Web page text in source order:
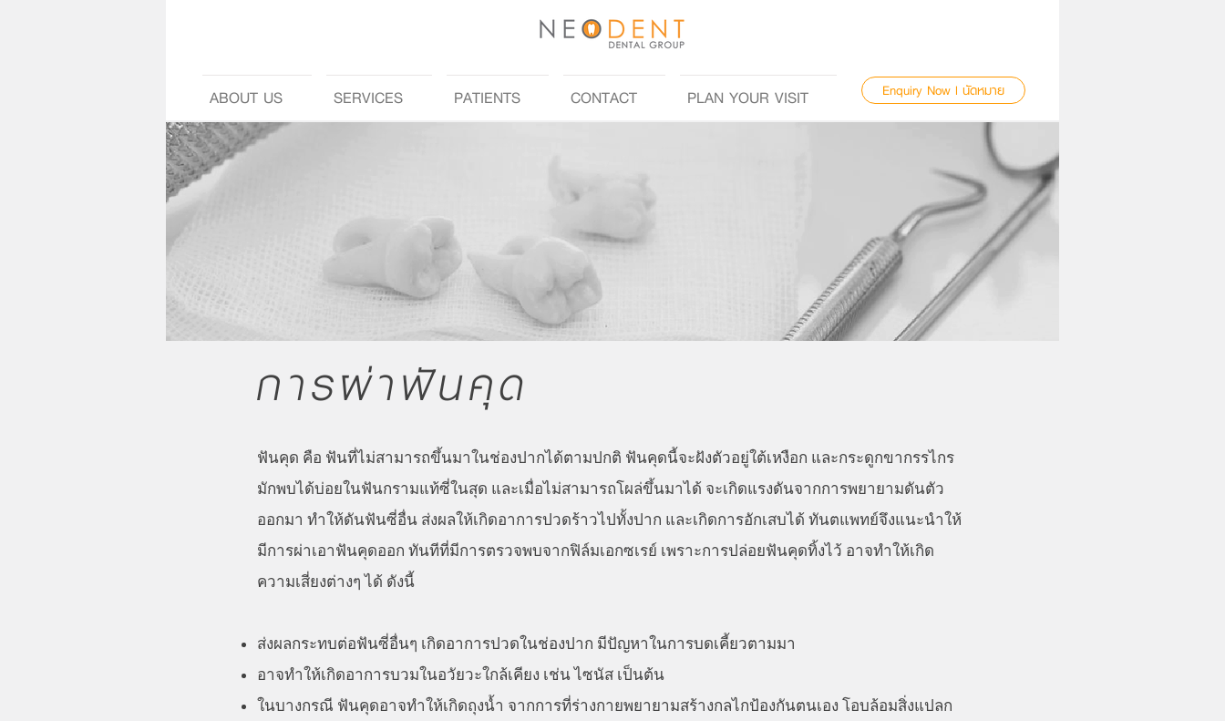
ABOUT US SERVICES PATIENTS CONTACT PLAN YOUR VISIT Enquiry Now l นัดหมาย
การผ่าฟันคุด
ฟันคุด คือ ฟันที่ไม่สามารถขึ้นมาในช่องปากได้ตามปกติ ฟันคุดนี้จะฝังตัวอยู่ใต้เหงือก และกระดูกขากรรไกร
มักพบได้บ่อยในฟันกรามแท้ซี่ในสุด และเมื่อไม่สามารถโผล่ขึ้นมาได้ จะเกิดแรงดันจากการพยายามดันตัว
ออกมา ทำให้ดันฟันซี่อื่น ส่งผลให้เกิดอาการปวดร้าวไปทั้งปาก และเกิดการอักเสบได้ ทันตแพทย์จึงแนะนำให้
มีการผ่าเอาฟันคุดออก ทันทีที่มีการตรวจพบจากฟิล์มเอกซเรย์ เพราะการปล่อยฟันคุดทิ้งไว้ อาจทำให้เกิด
ความเสี่ยงต่างๆ ได้ ดังนี้
ส่งผลกระทบต่อฟันซี่อื่นๆ เกิดอาการปวดในช่องปาก มีปัญหาในการบดเคี้ยวตามมา
อาจทำให้เกิดอาการบวมในอวัยวะใกล้เคียง เช่น ไซนัส เป็นต้น
ในบางกรณี ฟันคุดอาจทำให้เกิดถุงน้ำ จากการที่ร่างกายพยายามสร้างกลไกป้องกันตนเอง โอบล้อมสิ่งแปลก